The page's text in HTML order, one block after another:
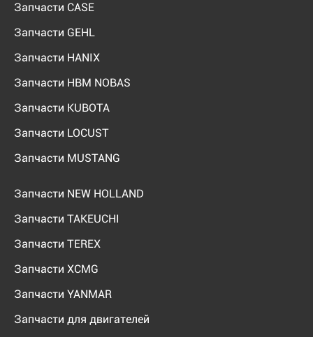
Запчасти CASE
Запчасти GEHL
Запчасти HANIX
Запчасти HBM NOBAS
Запчасти KUBOTA
Запчасти LOCUST
Запчасти MUSTANG
Запчасти NEW HOLLAND
Запчасти TAKEUCHI
Запчасти TEREX
Запчасти XCMG
Запчасти YANMAR
Запчасти для двигателей